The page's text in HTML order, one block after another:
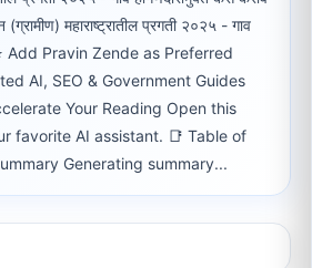
महाराष्ट्रातील प्रगती २०२५ - गाव
⭐ Add Pravin Zende as Preferred
AI, SEO & Government Guides
Your Reading Open this
favorite AI assistant. 📑 Table of
Generating summary...